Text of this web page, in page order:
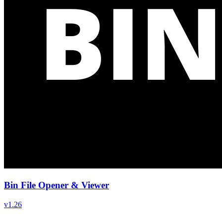
Bin File Opener & Viewer
v1.26